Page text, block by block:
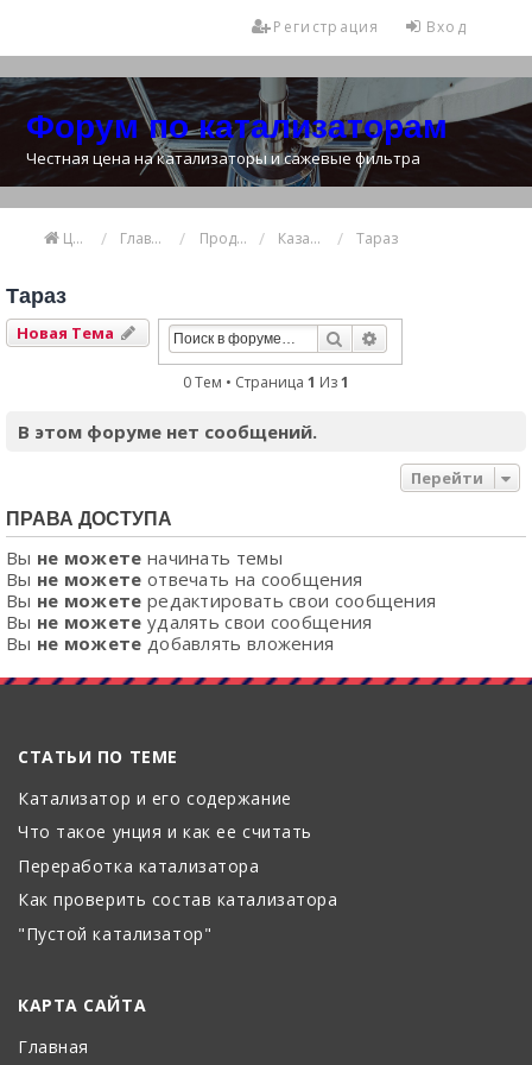
Вход
Регистрация
Форум по катализаторам
Честная цена на катализаторы и сажевые фильтра
Цена катализатора Главная Продажа и покупка катализаторов Казахстан Тараз
Тараз
Новая Тема Поиск
0 Тем • Страница 1 Из1
В этом форуме нет сообщений.
Перейти
ПРАВА ДОСТУПА
Вы не можете начинать темы
Вы не можете отвечать на сообщения
Вы не можете редактировать свои сообщения
Вы не можете удалять свои сообщения
Вы не можете добавлять вложения
СТАТЬИ ПО ТЕМЕ
Катализатор и его содержание
Что такое унция и как ее считать
Переработка катализатора
Как проверить состав катализатора
"Пустой катализатор"
КАРТА САЙТА
Главная